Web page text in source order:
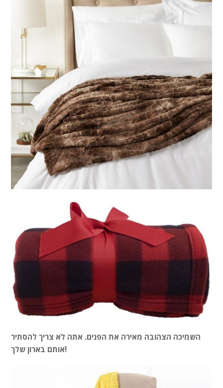
השמיכה הצהובה מאירה את הפנים. אתה לא צריך להסתיר
אותם בארון שלך!